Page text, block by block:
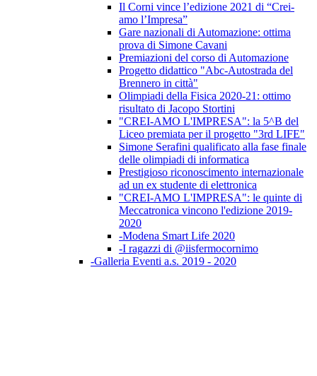
Il Corni vince l’edizione 2021 di “Crei-
amo l’Impresa”
Gare nazionali di Automazione: ottima
prova di Simone Cavani
Premiazioni del corso di Automazione
Progetto didattico "Abc-Autostrada del
Brennero in città"
Olimpiadi della Fisica 2020-21: ottimo
risultato di Jacopo Stortini
"CREI-AMO L'IMPRESA": la 5^B del
Liceo premiata per il progetto "3rd LIFE"
Simone Serafini qualificato alla fase finale
delle olimpiadi di informatica
Prestigioso riconoscimento internazionale
ad un ex studente di elettronica
"CREI-AMO L'IMPRESA": le quinte di
Meccatronica vincono l'edizione 2019-
2020
-Modena Smart Life 2020
-I ragazzi di @iisfermocornimo
-Galleria Eventi a.s. 2019 - 2020